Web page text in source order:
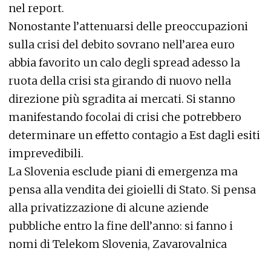
nel report.
Nonostante l’attenuarsi delle preoccupazioni
sulla crisi del debito sovrano nell’area euro
abbia favorito un calo degli spread adesso la
ruota della crisi sta girando di nuovo nella
direzione più sgradita ai mercati. Si stanno
manifestando focolai di crisi che potrebbero
determinare un effetto contagio a Est dagli esiti
imprevedibili.
La Slovenia esclude piani di emergenza ma
pensa alla vendita dei gioielli di Stato. Si pensa
alla privatizzazione di alcune aziende
pubbliche entro la fine dell’anno: si fanno i
nomi di Telekom Slovenia, Zavarovalnica